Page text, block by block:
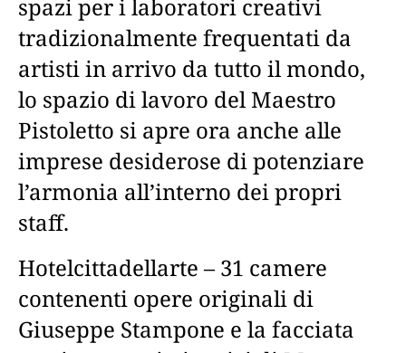
spazi per i laboratori creativi
tradizionalmente frequentati da
artisti in arrivo da tutto il mondo,
lo spazio di lavoro del Maestro
Pistoletto si apre ora anche alle
imprese desiderose di potenziare
l’armonia all’interno dei propri
staff.
Hotelcittadellarte – 31 camere
contenenti opere originali di
Giuseppe Stampone e la facciata